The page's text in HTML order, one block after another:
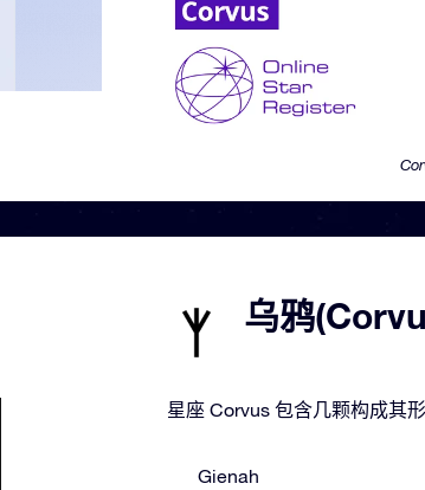
乌鸦
星座 Corvus 包含几颗构成其
Gienah